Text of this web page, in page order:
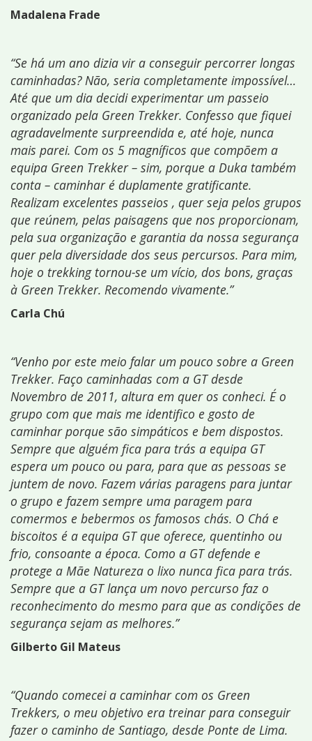
Madalena Frade
“Se há um ano dizia vir a conseguir percorrer longas
caminhadas? Não, seria completamente impossível…
Até que um dia decidi experimentar um passeio
organizado pela Green Trekker. Confesso que fiquei
agradavelmente surpreendida e, até hoje, nunca
mais parei. Com os 5 magníficos que compõem a
equipa Green Trekker – sim, porque a Duka também
conta – caminhar é duplamente gratificante.
Realizam excelentes passeios , quer seja pelos grupos
que reúnem, pelas paisagens que nos proporcionam,
pela sua organização e garantia da nossa segurança
quer pela diversidade dos seus percursos. Para mim,
hoje o trekking tornou-se um vício, dos bons, graças
à Green Trekker. Recomendo vivamente.”
Carla Chú
“Venho por este meio falar um pouco sobre a Green
Trekker. Faço caminhadas com a GT desde
Novembro de 2011, altura em quer os conheci. É o
grupo com que mais me identifico e gosto de
caminhar porque são simpáticos e bem dispostos.
Sempre que alguém fica para trás a equipa GT
espera um pouco ou para, para que as pessoas se
juntem de novo. Fazem várias paragens para juntar
o grupo e fazem sempre uma paragem para
comermos e bebermos os famosos chás. O Chá e
biscoitos é a equipa GT que oferece, quentinho ou
frio, consoante a época. Como a GT defende e
protege a Mãe Natureza o lixo nunca fica para trás.
Sempre que a GT lança um novo percurso faz o
reconhecimento do mesmo para que as condições de
segurança sejam as melhores.”
Gilberto Gil Mateus
“Quando comecei a caminhar com os Green
Trekkers, o meu objetivo era treinar para conseguir
fazer o caminho de Santiago, desde Ponte de Lima.